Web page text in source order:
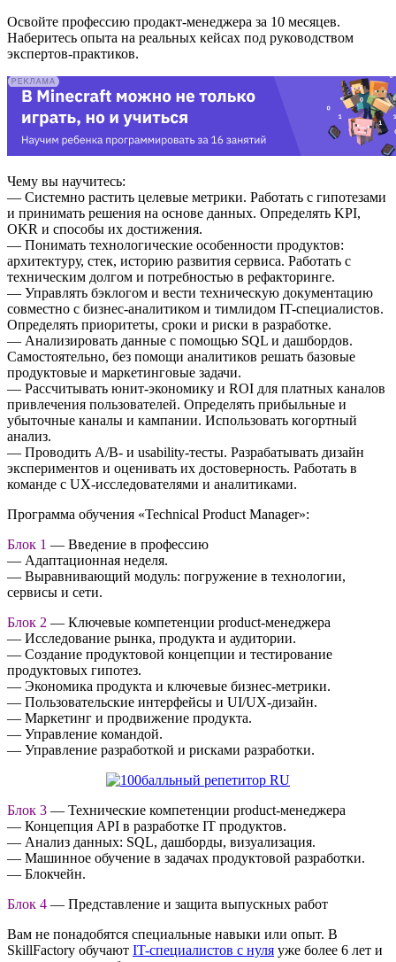
Освойте профессию продакт-менеджера за 10 месяцев.
Наберитесь опыта на реальных кейсах под руководством
экспертов-практиков.
Чему вы научитесь:
— Системно растить целевые метрики. Работать с гипотезами
и принимать решения на основе данных. Определять KPI,
OKR и способы их достижения.
— Понимать технологические особенности продуктов:
архитектуру, стек, историю развития сервиса. Работать с
техническим долгом и потребностью в рефакторинге.
— Управлять бэклогом и вести техническую документацию
совместно с бизнес-аналитиком и тимлидом IT-специалистов.
Определять приоритеты, сроки и риски в разработке.
— Анализировать данные с помощью SQL и дашбордов.
Самостоятельно, без помощи аналитиков решать базовые
продуктовые и маркетинговые задачи.
— Рассчитывать юнит-экономику и ROI для платных каналов
привлечения пользователей. Определять прибыльные и
убыточные каналы и кампании. Использовать когортный
анализ.
— Проводить A/B- и usability-тесты. Разрабатывать дизайн
экспериментов и оценивать их достоверность. Работать в
команде с UX-исследователями и аналитиками.
Программа обучения «Technical Product Manager»:
Блок 1 — Введение в профессию
— Адаптационная неделя.
— Выравнивающий модуль: погружение в технологии,
сервисы и сети.
Блок 2 — Ключевые компетенции product-менеджера
— Исследование рынка, продукта и аудитории.
— Создание продуктовой концепции и тестирование
продуктовых гипотез.
— Экономика продукта и ключевые бизнес-метрики.
— Пользовательские интерфейсы и UI/UX-дизайн.
— Маркетинг и продвижение продукта.
— Управление командой.
— Управление разработкой и рисками разработки.
Блок 3 — Технические компетенции product-менеджера
— Концепция API в разработке IT продуктов.
— Анализ данных: SQL, дашборды, визуализация.
— Машинное обучение в задачах продуктовой разработки.
— Блокчейн.
Блок 4 — Представление и защита выпускных работ
Вам не понадобятся специальные навыки или опыт. В
SkillFactory обучают IT-специалистов с нуля уже более 6 лет и